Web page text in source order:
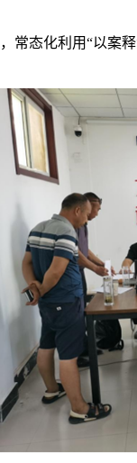
常态化利用“以案